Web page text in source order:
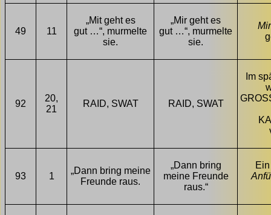
49 11
„Mit geht es
gut …“, murmelte
sie.
„Mir geht es
gut …“, murmelte
sie.
Mir
92
20,
21
RAID, SWAT RAID, SWAT
Im
93 1
„Dann bring meine
Freunde raus.
„Dann bring
meine Freunde
raus.“